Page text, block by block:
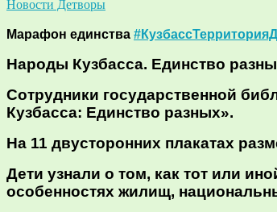
Новости Детворы
Марафон единства
Народы Кузбасса. Единство
Сотрудники государственной
Кузбасса: Единство разных».
На 11 двусторонних плакатах
Дети узнали о том, как тот или
особенностях жилищ,